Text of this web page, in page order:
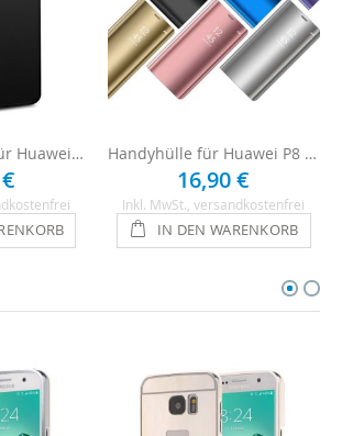
Ultra Slim Case für Huawei P8 Lite 2017 - Schwarz Handyhülle für Huawei P8 Lite 2017
16,90 €
Inkl. MwSt. , versandkostenfrei
IN DEN WARENKORB